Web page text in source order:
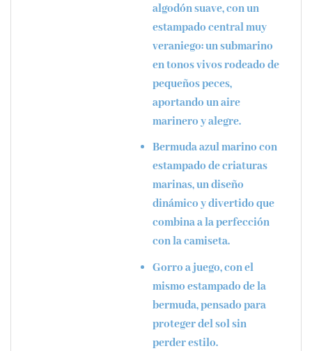
algodón suave, con un
estampado central muy
veraniego: un submarino
en tonos vivos rodeado de
pequeños peces,
aportando un aire
marinero y alegre.
Bermuda azul marinocon
estampado de criaturas
marinas, un diseño
dinámico y divertido que
combina a la perfección
con la camiseta.
Gorro a juego, con el
mismo estampado de la
bermuda, pensado para
proteger del sol sin
perder estilo.